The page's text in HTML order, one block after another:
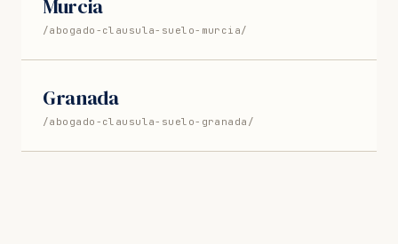
Murcia
/abogado-clausula-suelo-murcia/
Granada
/abogado-clausula-suelo-granada/